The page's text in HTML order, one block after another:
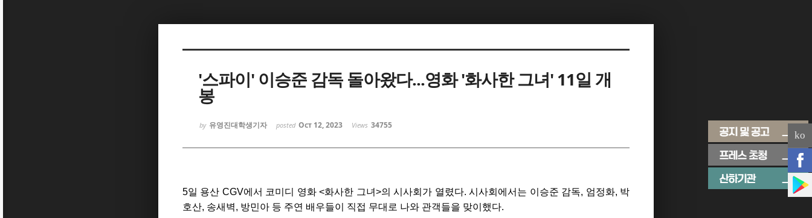
'스파이' 이승준 감독 돌아왔다...영화 '화사한 그녀' 11일 개
봉
by 유영진대학생기자 posted Oct 12, 2023 Views 34755
5일 용산 CGV에서 코미디 영화 <화사한 그녀>의 시사회가 열렸다. 시사회에서는 이승준 감독, 엄정화, 박
호산, 송새벽, 방민아 등 주연 배우들이 직접 무대로 나와 관객들을 맞이했다.
ko
Sketchbook5, 스케치북5
Sketchbook5, 스케치북5